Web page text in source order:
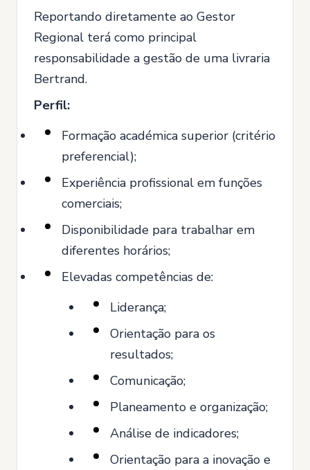
Reportando diretamente ao Gestor
Regional terá como principal
responsabilidade a gestão de uma livraria
Bertrand.
Perfil:
Formação académica superior (critério
preferencial);
Experiência profissional em funções
comerciais;
Disponibilidade para trabalhar em
diferentes horários;
Elevadas competências de:
Liderança;
Orientação para os
resultados;
Comunicação;
Planeamento e organização;
Análise de indicadores;
Orientação para a inovação e